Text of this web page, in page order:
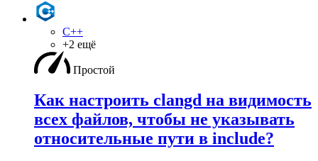
C++
+2 ещё
Простой
Как настроить clangd на видимость
всех файлов, чтобы не указывать
относительные пути в include?